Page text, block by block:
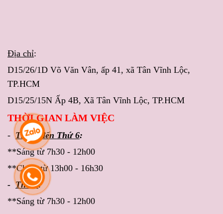
Địa chỉ:
D15/26/1D Võ Văn Vân, ấp 41, xã Tân Vĩnh Lộc,
TP.HCM
D15/25/15N Ấp 4B, Xã Tân Vĩnh Lộc, TP.HCM
THỜI GIAN LÀM VIỆC
-Thứ 2 đến Thứ 6:
**Sáng từ 7h30 - 12h00
**Chiều từ 13h00 - 16h30
-Thứ 7:
**Sáng từ 7h30 - 12h00